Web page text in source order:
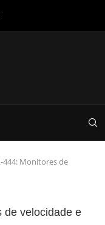
444: Monitores de
de velocidade e